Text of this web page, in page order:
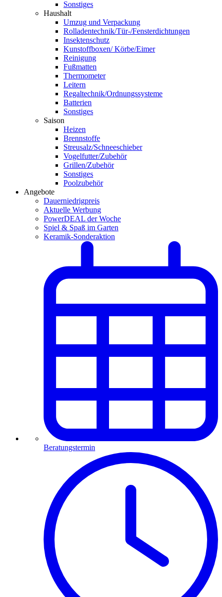
Sonstiges
Haushalt
Umzug und Verpackung
Rolladentechnik/Tür-/Fensterdichtungen
Insektenschutz
Kunstoffboxen/ Körbe/Eimer
Reinigung
Fußmatten
Thermometer
Leitern
Regaltechnik/Ordnungssysteme
Batterien
Sonstiges
Saison
Heizen
Brennstoffe
Streusalz/Schneeschieber
Vogelfutter/Zubehör
Grillen/Zubehör
Sonstiges
Poolzubehör
Angebote
Dauerniedrigpreis
Aktuelle Werbung
PowerDEAL der Woche
Spiel & Spaß im Garten
Keramik-Sonderaktion
Beratungstermin